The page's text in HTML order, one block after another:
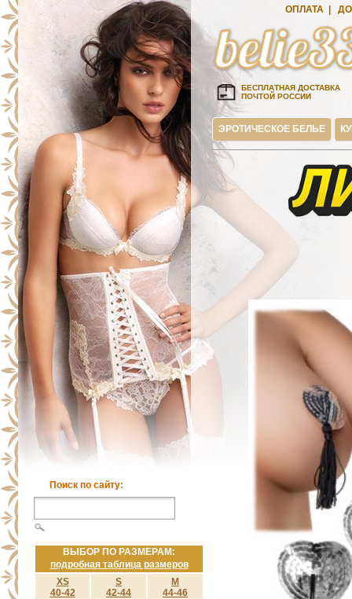
Поиск по сайту:
ВЫБОР ПО РАЗМЕРАМ:
подробная таблица размеров
XS
40-42
S
42-44
M
44-46
ОПЛАТА
БЕСПЛАТНАЯ ДОСТАВКА
ПОЧТОЙ РОССИИ
ЭРОТИЧЕСКОЕ БЕЛЬЕ